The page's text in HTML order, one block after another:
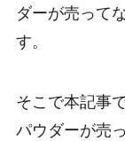
ダーが売って
す。
そこで本記事
パウダーが売